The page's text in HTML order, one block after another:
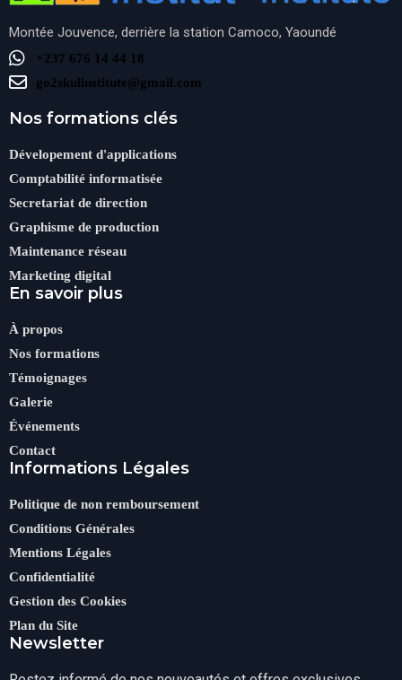
Montée Jouvence, derrière la station Camoco, Yaoundé
+237 676 14 44 18
go2skulinstitute@gmail.com
Nos formations clés
Dévelopement d'applications
Comptabilité informatisée
Secretariat de direction
Graphisme de production
Maintenance réseau
Marketing digital
En savoir plus
À propos
Nos formations
Témoignages
Galerie
Événements
Contact
Informations Légales
Politique de non remboursement
Conditions Générales
Mentions Légales
Confidentialité
Gestion des Cookies
Plan du Site
Newsletter